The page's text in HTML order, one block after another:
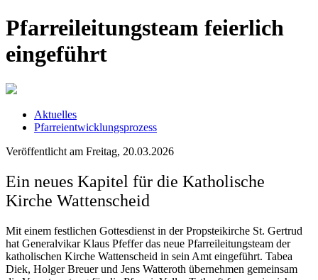
Pfarreileitungsteam feierlich
eingeführt
Aktuelles
Pfarreientwicklungsprozess
Veröffentlicht am Freitag, 20.03.2026
Ein neues Kapitel für die Katholische
Kirche Wattenscheid
Mit einem festlichen Gottesdienst in der Propsteikirche St. Gertrud
hat Generalvikar Klaus Pfeffer das neue Pfarreileitungsteam der
katholischen Kirche Wattenscheid in sein Amt eingeführt. Tabea
Diek, Holger Breuer und Jens Watteroth übernehmen gemeinsam